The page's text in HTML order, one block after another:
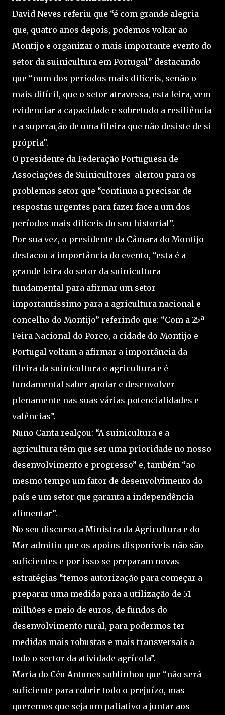
David Neves referiu que “é com grande alegria
que, quatro anos depois, podemos voltar ao
Montijo e organizar o mais importante evento do
setor da suinicultura em Portugal” destacando
que “num dos períodos mais difíceis, senão o
mais difícil, que o setor atravessa, esta feira, vem
evidenciar a capacidade e sobretudo a resiliência
e a superação de uma fileira que não desiste de si
própria”.
O presidente da Federação Portuguesa de
Associações de Suinicultores alertou para os
problemas setor que “continua a precisar de
respostas urgentes para fazer face a um dos
períodos mais difíceis do seu historial”.
Por sua vez, o presidente da Câmara do Montijo
destacou a importância do evento, “esta é a
grande feira do setor da suinicultura
fundamental para afirmar um setor
importantíssimo para a agricultura nacional e
concelho do Montijo” referindo que: “Com a 25ª
Feira Nacional do Porco, a cidade do Montijo e
Portugal voltam a afirmar a importância da
fileira da suinicultura e agricultura e é
fundamental saber apoiar e desenvolver
plenamente nas suas várias potencialidades e
valências”.
Nuno Canta realçou: “A suinicultura e a
agricultura têm que ser uma prioridade no nosso
desenvolvimento e progresso” e, também “ao
mesmo tempo um fator de desenvolvimento do
país e um setor que garanta a independência
alimentar”.
No seu discurso a Ministra da Agricultura e do
Mar admitiu que os apoios disponíveis não são
suficientes e por isso se preparam novas
estratégias “temos autorização para começar a
preparar uma medida para a utilização de 51
milhões e meio de euros, de fundos do
desenvolvimento rural, para podermos ter
medidas mais robustas e mais transversais a
todo o sector da atividade agrícola”.
Maria do Céu Antunes sublinhou que “não será
suficiente para cobrir todo o prejuízo, mas
queremos que seja um paliativo a juntar aos